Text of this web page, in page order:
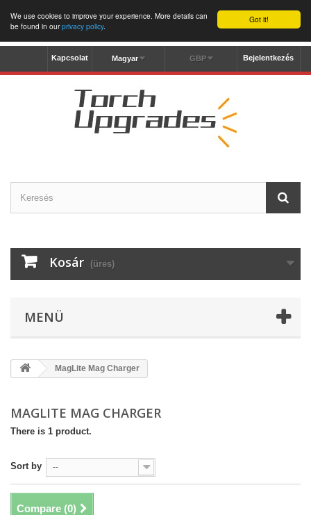
Got it!
We use cookies to improve your experience. More details can
be found in ourprivacy policy.
Bejelentkezés
GBP
Magyar
Kapcsolat
Kosár (üres)
MENÜ
MagLite Mag Charger
MAGLITE MAG CHARGER
There is 1 product.
Sort by --
Compare (0)